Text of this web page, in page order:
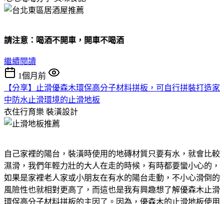
請注意：喝酒不開車，開車不喝酒
繼續閱讀
1個月前
【分享】止滑優森木環保高分子材料拼板，可自行拼裝打造家
中防水止滑環境的止滑地板
衣住行育樂 裝潢設計
自己家裡的陽台，裝潢時使用的地磚材質只要有水，就會比較
濕滑，我們年輕力壯的大人在走的時候，有時都要蠻小心的，
如果是家裡老人家或小朋友在有水的陽台走動，不小心滑倒的
風險性也就相對更高了，而這也是我有興趣想了解優森木止滑
環保高分子材料拼板的主因了。因為，優森木的止滑地板使用